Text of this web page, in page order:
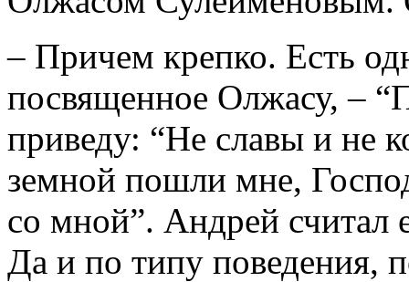
– Причем крепко. Есть
посвященное Олжасу, –
приведу: “Не славы и не
земной пошли мне,
со мной”. Андрей
Да и по типу поведения,